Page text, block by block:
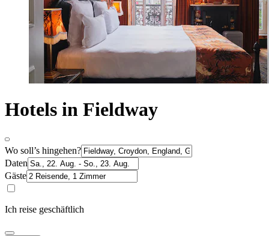
Hotels in Fieldway
Wo soll’s hingehen?
Daten
Gäste
Ich reise geschäftlich